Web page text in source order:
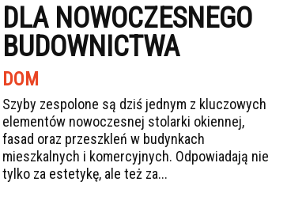
DLA NOWOCZESNEGO
BUDOWNICTWA
DOM
Szyby zespolone są dziś jednym z kluczowych
elementów nowoczesnej stolarki okiennej,
fasad oraz przeszkleń w budynkach
mieszkalnych i komercyjnych. Odpowiadają nie
tylko za estetykę, ale też za...